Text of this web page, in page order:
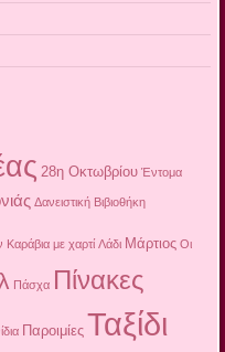
28η Οκτωβρίου Έντομα
Δανειστική Βιβιοθήκη
Καράβια με χαρτί Λάδι Μάρτιος Οι
Πάσχα Πίνακες
Παροιμίες Ταξίδι